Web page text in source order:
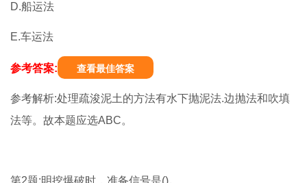
D.船运法
E.车运法
参考答案: 查看最佳答案
参考解析:处理疏浚泥土的方法有水下抛泥法.边抛法和吹填
法等。故本题应选ABC。
第2题:明挖爆破时，准备信号是()。